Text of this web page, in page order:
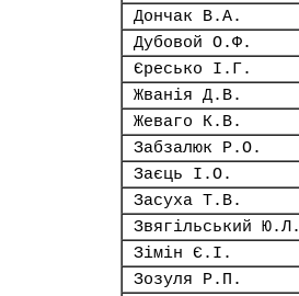
Дончак В.А.
Дубовой О.Ф.
Єресько І.Г.
Жванія Д.В.
Жеваго К.В.
Забзалюк Р.О.
Заєць І.О.
Засуха Т.В.
Звягільський Ю.Л.
Зімін Є.І.
Зозуля Р.П.